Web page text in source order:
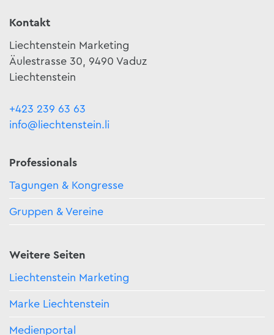
Kontakt
Liechtenstein Marketing
Äulestrasse 30, 9490 Vaduz
Liechtenstein
+423 239 63 63
info@liechtenstein.li
Professionals
Tagungen & Kongresse
Gruppen & Vereine
Weitere Seiten
Liechtenstein Marketing
Marke Liechtenstein
Medienportal